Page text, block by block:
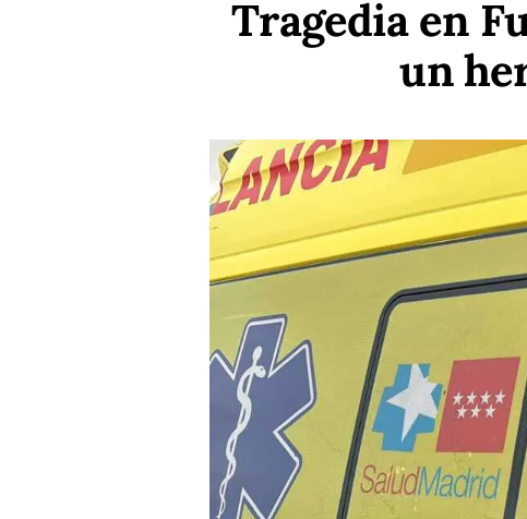
Tragedia en
un